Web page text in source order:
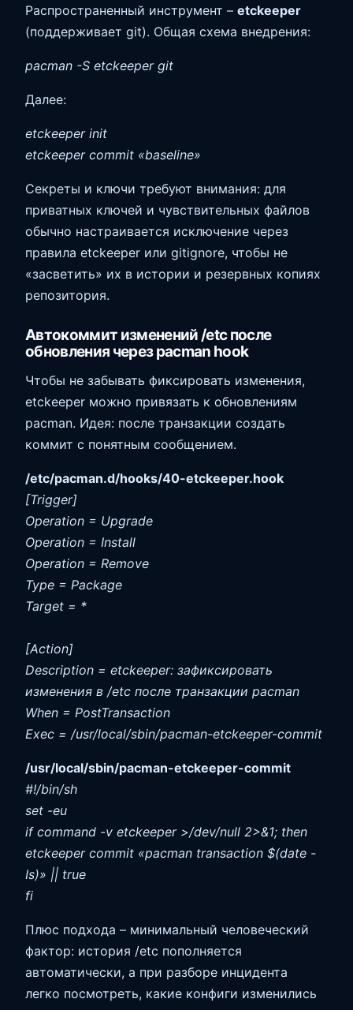
Распространенный инструмент – etckeeper
(поддерживает git). Общая схема внедрения:
pacman -S etckeeper git
Далее:
etckeeper init
etckeeper commit «baseline»
Секреты и ключи требуют внимания: для
приватных ключей и чувствительных файлов
обычно настраивается исключение через
правила etckeeper или gitignore, чтобы не
«засветить» их в истории и резервных копиях
репозитория.
Автокоммит изменений /etc после
обновления через pacman hook
Чтобы не забывать фиксировать изменения,
etckeeper можно привязать к обновлениям
pacman. Идея: после транзакции создать
коммит с понятным сообщением.
/etc/pacman.d/hooks/40-etckeeper.hook
[Trigger]
Operation = Upgrade
Operation = Install
Operation = Remove
Type = Package
Target = *
[Action]
Description = etckeeper: зафиксировать
изменения в /etc после транзакции pacman
When = PostTransaction
Exec = /usr/local/sbin/pacman-etckeeper-commit
/usr/local/sbin/pacman-etckeeper-commit
#!/bin/sh
set -eu
if command -v etckeeper >/dev/null 2>&1; then
etckeeper commit «pacman transaction $(date -
Is)» || true
fi
Плюс подхода – минимальный человеческий
фактор: история /etc пополняется
автоматически, а при разборе инцидента
легко посмотреть, какие конфиги изменились